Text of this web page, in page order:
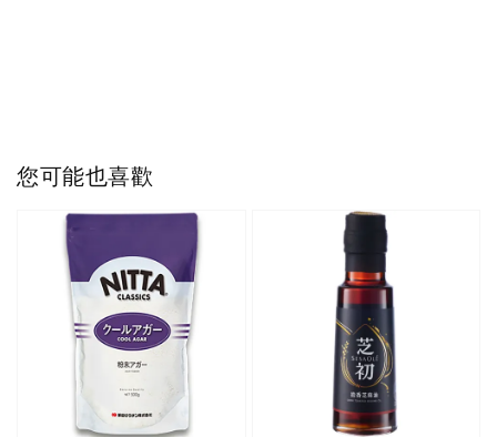
您可能也喜歡